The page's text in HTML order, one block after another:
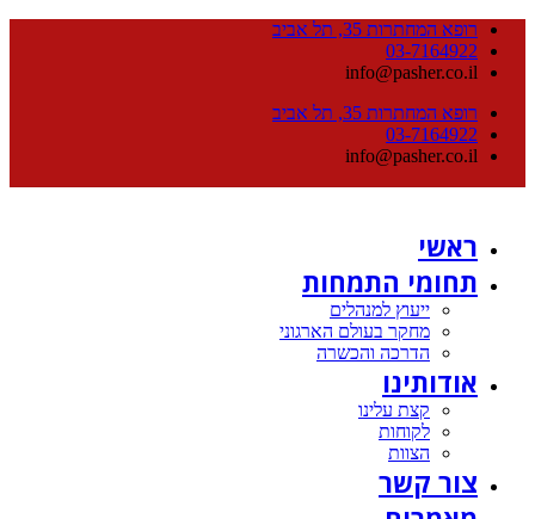
רופא המחתרות 35, תל אביב
03-7164922
info@pasher.co.il
רופא המחתרות 35, תל אביב
03-7164922
info@pasher.co.il
ראשי
תחומי התמחות
ייעוץ למנהלים
מחקר בעולם הארגוני
הדרכה והכשרה
אודותינו
קצת עלינו
לקוחות
הצוות
צור קשר